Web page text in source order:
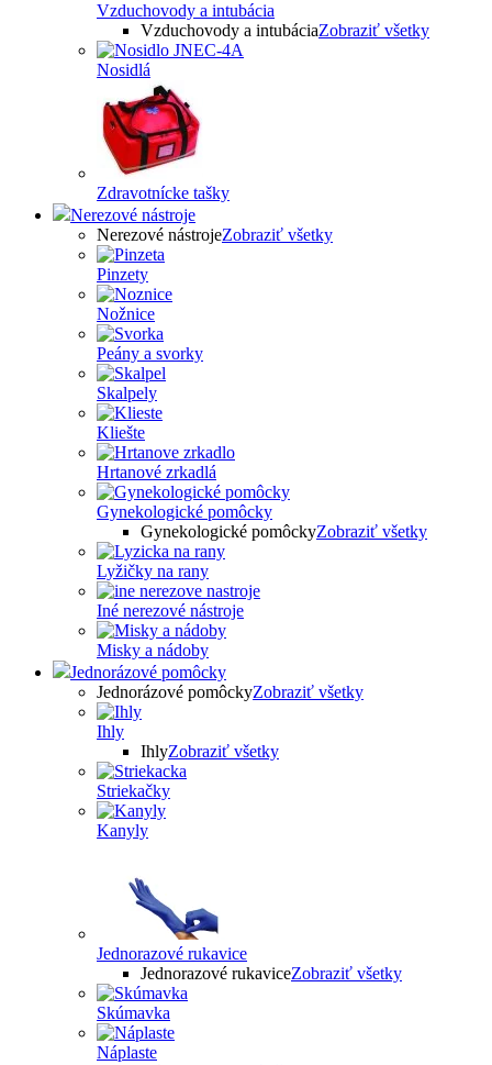
Vzduchovody a intubácia
Vzduchovody a intubáciaZobraziť všetky
Nosidlá
Zdravotnícke tašky
Nerezové nástroje
Nerezové nástrojeZobraziť všetky
Pinzety
Nožnice
Peány a svorky
Skalpely
Kliešte
Hrtanové zrkadlá
Gynekologické pomôcky
Gynekologické pomôckyZobraziť všetky
Lyžičky na rany
Iné nerezové nástroje
Misky a nádoby
Jednorázové pomôcky
Jednorázové pomôckyZobraziť všetky
Ihly
IhlyZobraziť všetky
Striekačky
Kanyly
Jednorazové rukavice
Jednorazové rukaviceZobraziť všetky
Skúmavka
Náplaste